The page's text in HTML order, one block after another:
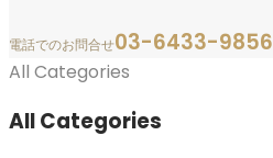
電話でのお問合せ03-6433-9856
All Categories
All Categories